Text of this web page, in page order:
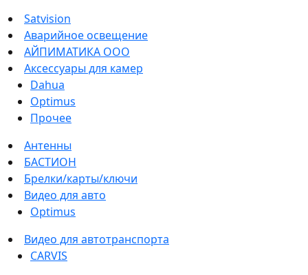
Satvision
Аварийное освещение
АЙПИМАТИКА ООО
Аксессуары для камер
Dahua
Optimus
Прочее
Антенны
БАСТИОН
Брелки/карты/ключи
Видео для авто
Optimus
Видео для автотранспорта
CARVIS